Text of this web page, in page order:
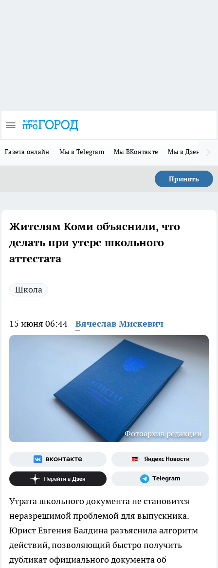
Газета онлайн Мы в Telegram Мы ВКонтакте Мы в Дзене
Принять
Жителям Коми объяснили, что
делать при утере школьного
аттестата
Школа
15 июня 06:44 Вячеслав Мискевич
Фотоархив редакции
Утрата школьного документа не становится
неразрешимой проблемой для выпускника.
Юрист Евгения Балдина разъяснила алгоритм
действий, позволяющий быстро получить
дубликат официального документа об